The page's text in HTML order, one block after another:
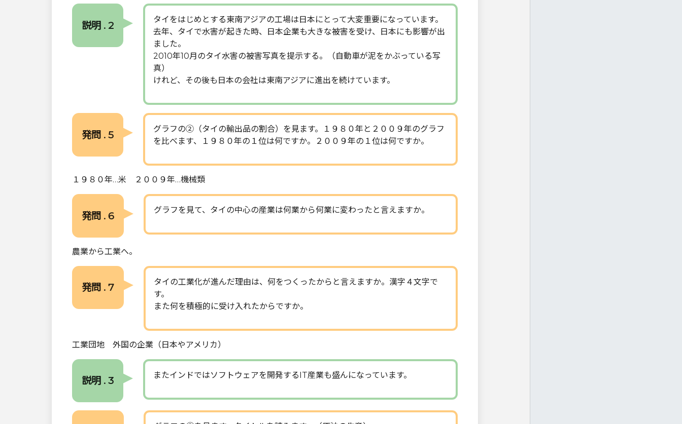
説明 . 2
タイをはじめとする東南アジアの工場は日本にとって大変重要になっています。
去年、タイで水害が起きた時、日本企業も大きな被害を受け、日本にも影響が出
ました。
2010年10月のタイ水害の被害写真を提示する。（自動車が泥をかぶっている写
真）
けれど、その後も日本の会社は東南アジアに進出を続けています。
発問 . 5
グラフの②（タイの輸出品の割合）を見ます。１９８０年と２００９年のグラフ
を比べます、１９８０年の１位は何ですか。２００９年の１位は何ですか。
１９８０年…米 ２００９年…機械類
発問 . 6 グラフを見て、タイの中心の産業は何業から何業に変わったと言えますか。
農業から工業へ。
発問 . 7
タイの工業化が進んだ理由は、何をつくったからと言えますか。漢字４文字で
す。
また何を積極的に受け入れたからですか。
工業団地 外国の企業（日本やアメリカ）
説明 . 3 またインドではソフトウェアを開発するIT産業も盛んになっています。